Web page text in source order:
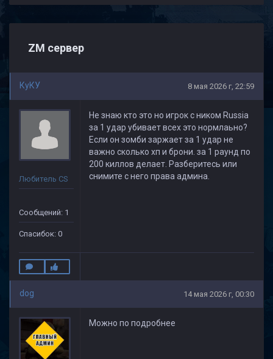
ZM сервер
КуКУ 8 мая 2026 г, 22:59
Любитель CS
Сообщений: 1
Спасибок: 0
Не знаю кто это но игрок с ником Russia
за 1 удар убивает всех это нормлаьно?
Если он зомби заржает за 1 удар не
важно сколько хп и брони. за 1 раунд по
200 киллов делает. Разберитесь или
снимите с него права админа.
dog 14 мая 2026 г, 00:30
Можно по подробнее